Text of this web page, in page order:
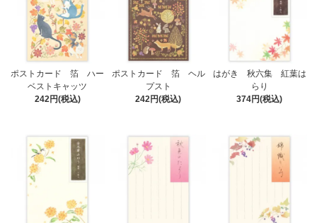
ポストカード 箔 ハー
ベストキャッツ
242円(税込)
ポストカード 箔 ヘル
プスト
242円(税込)
はがき 秋六集 紅葉は
らり
374円(税込)